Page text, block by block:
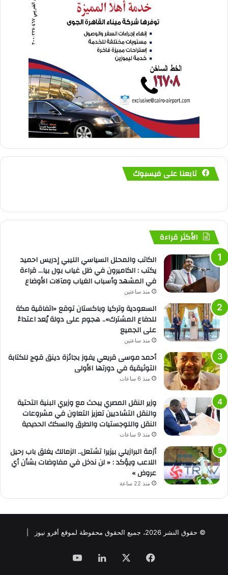
تابعنا على فيسبوك
الأكثر قراءة
الكاتب والمحلل السياسي الليبي إدريس احميد
يكتب : الكاميرون في ظل غياب بول بيا… قراءة
في المشهد وأسباب الغياب ومآلات الأوضاع
منذ ساعتين
السعودية وتركيا وباكستان توقع «اتفاقية مكة
للدفاع المشترك».. هجوم على دولة يُعد اعتداءً
على الجميع
منذ ساعتين
أحمد موسى قريعي يفوز بجائزة دينق قوج للكتابة
التوثيقية في دورتها الأولى
منذ 6 ساعات
وزير النقل المصري يبحث مع وزيري البنية التحتية
والنقل التشاديين تعزيز التعاون في مشروعات
النقل واللوجستيات والطرق والسكك الحديدية
منذ 9 ساعات
أزمة البرازيلي بيزيرا تشتعل.. الزمالك يغلق باب رحيل
اللاعب ويؤكد : « لن ندخل في مفاوضات بشأن أي
عروض »
منذ 22 ساعة
© حقوق النشر 2026، جميع الحقوق محفوظة لموقع أفرو نيوز |
فيسبوك لينكدإن